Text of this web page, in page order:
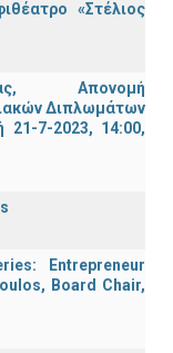
«Στέλιος
Απονομή
Διπλωμάτων
21-7-2023, 14:00,
Entrepreneur
Board Chair,